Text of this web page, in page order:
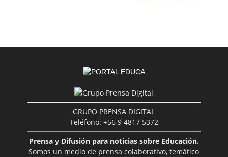
GRUPO PRENSA DIGITAL
Teléfono: +56 9 4817 5372
Prensa y Difusión para noticias sobre Educación.
Somos un medio de prensa colaborativo, temático